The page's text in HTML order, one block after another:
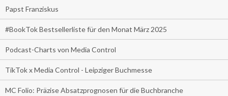
Papst Franziskus
#BookTok Bestsellerliste für den Monat März 2025
Podcast-Charts von Media Control
TikTok x Media Control - Leipziger Buchmesse
MC Folio: Präzise Absatzprognosen für die Buchbranche